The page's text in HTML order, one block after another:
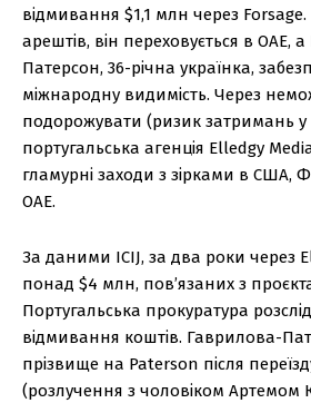
відмивання $1,1 млн через
арештів, він переховується в ОАЕ,
Патерсон, 36-річна українка,
міжнародну видимість. Через
подорожувати (ризик затримань у
португальська агенція Elledgy
гламурні заходи з зірками в США,
ОАЕ.
За даними ICIJ, за два роки через
понад $4 млн, пов’язаних з
Португальська прокуратура
відмивання коштів. Гаврилова-
прізвище на Paterson після
(розлучення з чоловіком Артемом